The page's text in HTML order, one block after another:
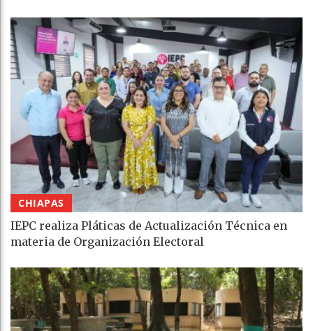
CHIAPAS
IEPC realiza Pláticas de Actualización Técnica en
materia de Organización Electoral